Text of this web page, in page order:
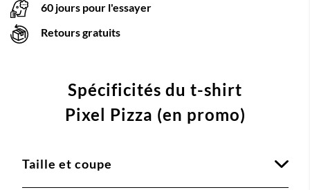
60 jours pour l'essayer
Retours gratuits
Spécificités du t-shirt
Pixel Pizza (en promo)
Taille et coupe